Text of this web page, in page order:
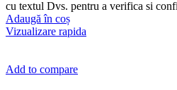
cu textul Dvs. pentru a verifica si
Adaugă în coș
Vizualizare rapida
Add to compare